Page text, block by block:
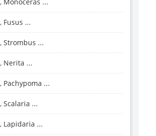
Fusus ...
Strombus ...
Nerita ...
Pachypoma ...
Scalaria ...
Lapidaria ...